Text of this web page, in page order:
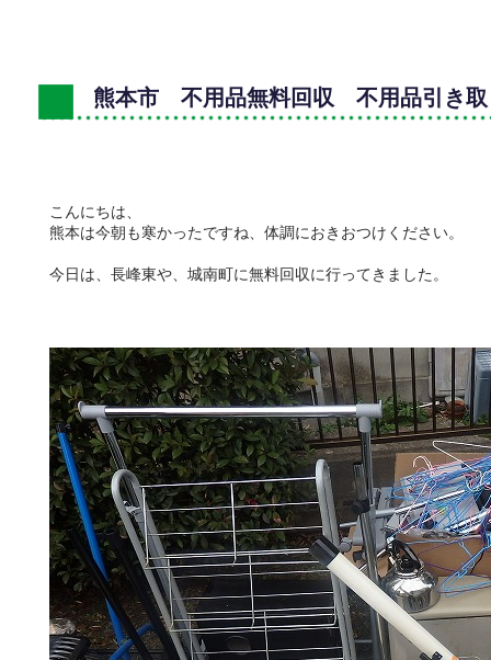
熊本市 不用品無料回収 不用品引き取
こんにちは、
熊本は今朝も寒かったですね、体調におきおつけください。
今日は、長峰東や、城南町に無料回収に行ってきました。